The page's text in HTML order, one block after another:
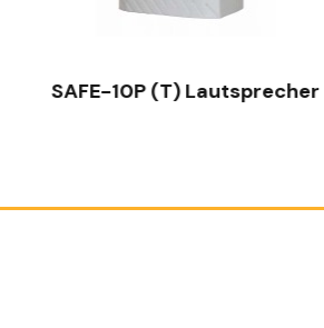
SCHNELLANSICHT
SAFE-10P (T) Lautsprecher